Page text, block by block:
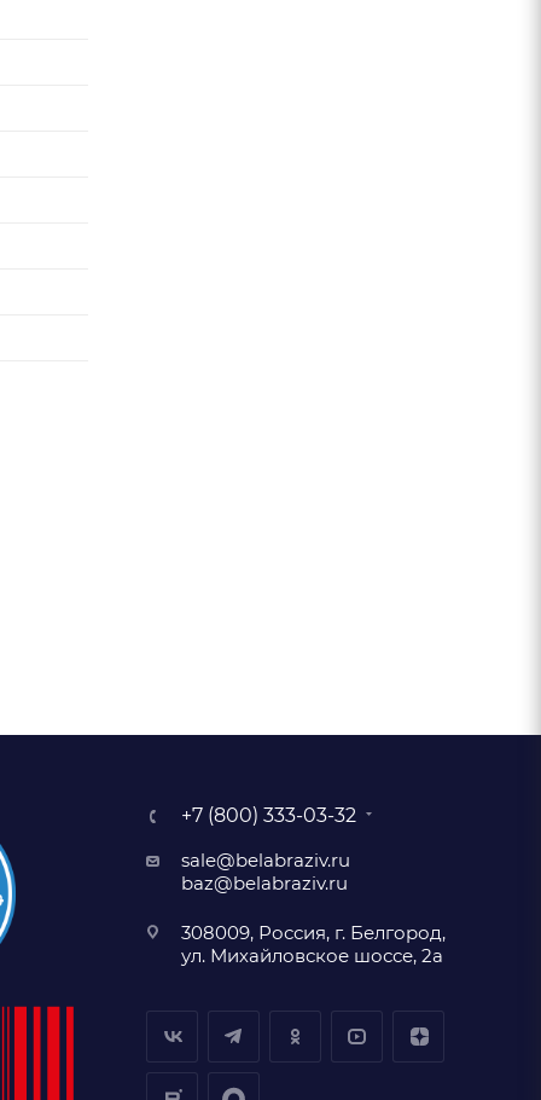
+7 (800) 333-03-32
sale@belabraziv.ru
baz@belabraziv.ru
308009, Россия, г. Белгород,
ул. Михайловское шоссе, 2а